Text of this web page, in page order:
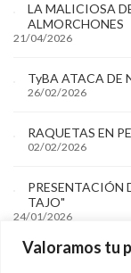
Valoramos tu
LA MALICIOSA
ALMORCHONES
21/04/2026
TyBA ATACA DE
26/02/2026
RAQUETAS EN
02/02/2026
PRESENTACIÓN
TAJO"
24/01/2026